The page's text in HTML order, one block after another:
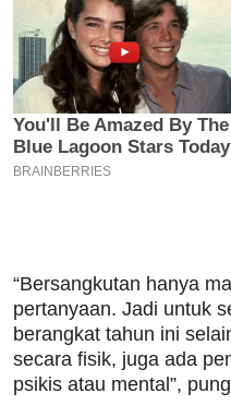
“Bersangkutan hanya
pertanyaan. Jadi untuk
berangkat tahun ini
secara fisik, juga ada
psikis atau mental”,